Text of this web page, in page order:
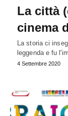
La città
cinema
La storia ci
leggenda e fu
4 Settembre 2020